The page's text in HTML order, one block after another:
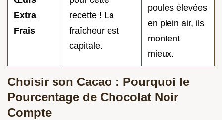
Extra
Frais
recette ! La
fraîcheur est
capitale.
poules élevées
en plein air, ils
montent
mieux.
Choisir son Cacao : Pourquoi le
Pourcentage de Chocolat Noir
Compte